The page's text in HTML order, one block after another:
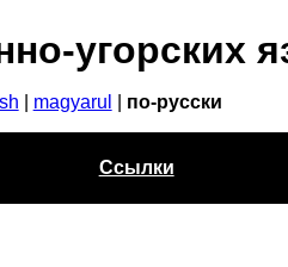
угорских
magyarul по-русски
Ссылки